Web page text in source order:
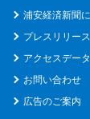
浦安経済新聞
プレスリリー
アクセスデー
お問い合わせ
広告のご案内